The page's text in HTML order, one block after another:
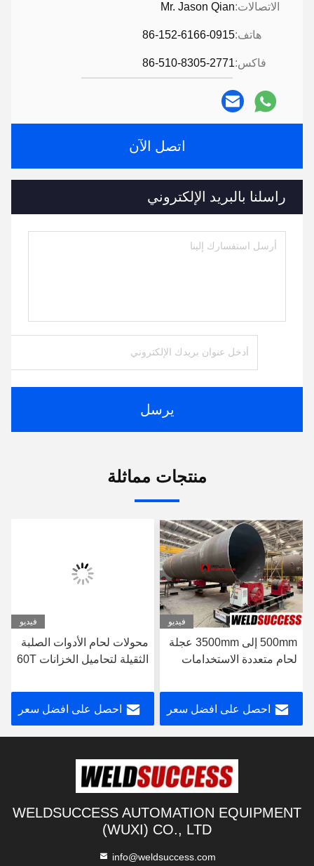
الاتصالات:Mr. Jason Qian
هاتف:86-152-6166-0915
فاكس:86-510-8305-2771
اتصل الآن
راسلنا بالبريد الإلكتروني
يرسل
منتجات مماثلة
فيديو
500mm إلى 3500mm عجلة
لحام متعددة الاستخدامات
احصل على افضل سعر
فيديو
محولات لحام الأدوات الصلبة
الثقيلة لتحاميل الخزانات 60T
احصل على افضل سعر
WELDSUCCESS AUTOMATION EQUIPMENT
(WUXI) CO., LTD
info@weldsuccess.com